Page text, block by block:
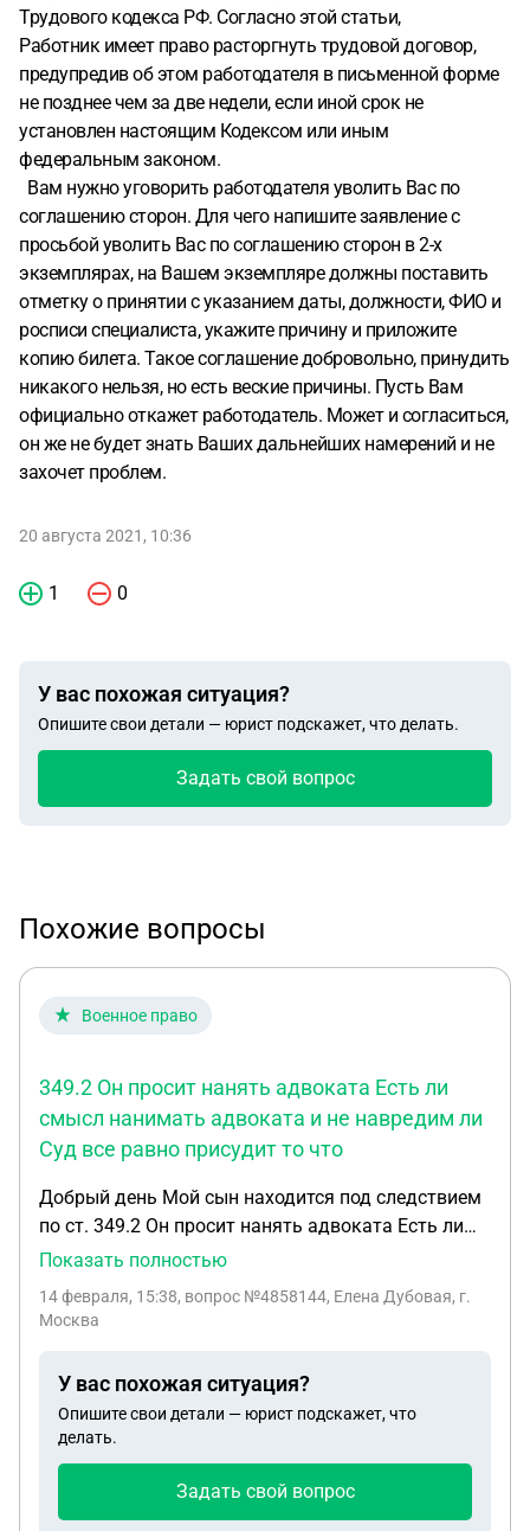
Трудового кодекса РФ. Согласно этой статьи,
Работник имеет право расторгнуть трудовой договор,
предупредив об этом работодателя в письменной форме
не позднее чем за две недели, если иной срок не
установлен настоящим Кодексом или иным
федеральным законом.
Вам нужно уговорить работодателя уволить Вас по
соглашению сторон. Для чего напишите заявление с
просьбой уволить Вас по соглашению сторон в 2-х
экземплярах, на Вашем экземпляре должны поставить
отметку о принятии с указанием даты, должности, ФИО и
росписи специалиста, укажите причину и приложите
копию билета. Такое соглашение добровольно, принудить
никакого нельзя, но есть веские причины. Пусть Вам
официально откажет работодатель. Может и согласиться,
он же не будет знать Ваших дальнейших намерений и не
захочет проблем.
20 августа 2021, 10:36
1 0
У вас похожая ситуация?
Опишите свои детали — юрист подскажет, что делать.
Задать свой вопрос
Похожие вопросы
Военное право
349.2 Он просит нанять адвоката Есть ли
смысл нанимать адвоката и не навредим ли
Суд все равно присудит то что
Добрый день Мой сын находится под следствием
по ст. 349.2 Он просит нанять адвоката Есть ли
смысл нанимать адвоката и не навредим ли Суд
день Мой сын находится под следствием по ст.
равно присудит то что положено Мы обратились
к адвокату из Донецка Косоногову Станиславу
Сергеевичу Услуги на период следствия стоят 250
тысяч рублей Договор ещё не заключили Нам не
очень понятно с чего начать и как договор
Показать полностью
14 февраля, 15:38, вопрос №4858144, Елена Дубовая, г.
Москва
У вас похожая ситуация?
Опишите свои детали — юрист подскажет, что
делать.
Задать свой вопрос